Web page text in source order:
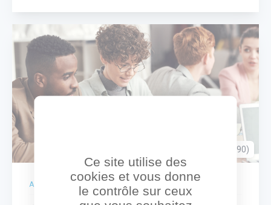
Tremblay-en-France (93290)
ACTION
Ce site utilise des
cookies et vous donne
le contrôle sur ceux